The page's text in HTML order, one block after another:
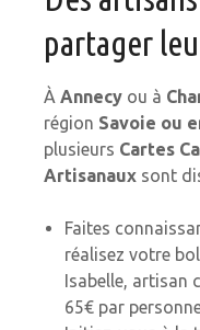
partager
À Annecy ou à
région Savoie ou
plusieurs Cartes
Artisanaux sont
Faites
réalisez votre
Isabelle, artisan
65€ par